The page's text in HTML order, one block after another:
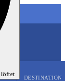
löftet
DESTINATION